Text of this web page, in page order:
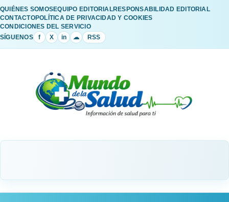
QUIÉNES SOMOSEQUIPO EDITORIALRESPONSABILIDAD EDITORIAL
CONTACTOPOLÍTICA DE PRIVACIDAD Y COOKIES
CONDICIONES DEL SERVICIO
SÍGUENOS
f X in ☁ RSS